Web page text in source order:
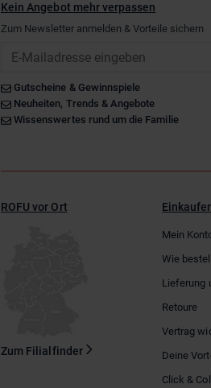
Kein Angebot mehr verpassen
Zum Newsletter anmelden & Vorteile sichern
Gutscheine & Gewinnspiele
Neuheiten, Trends & Angebote
Wissenswertes rund um die Familie
ROFU vor Ort
Zum Filialfinder
Mein
Wie
Lieferung
Retoure
Vertrag
Deine
Click &